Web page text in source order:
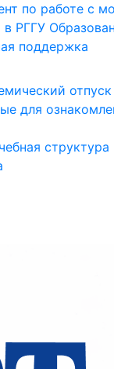
по работе с
в РГГУ
поддержка
отпуск
для
структура